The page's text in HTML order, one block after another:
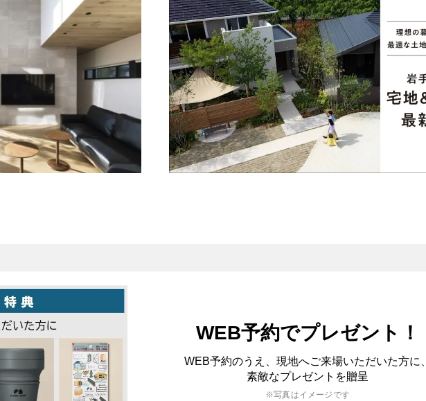
WEB予約でプレゼント！
WEB予約のうえ、 現地へご来場いただいた方に、
素敵なプレゼントを贈呈
※写真はイメージです